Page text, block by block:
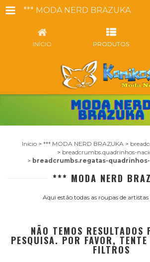
*** MODA NERD BRAZUKA
INÍCIO PRODUTOS
Início > *** MODA NERD BRAZUKA >
> breadcrumbs.quadrinhos-
> breadcrumbs.regatas-
*** MODA NERD
Aqui estão todas as roupas de artistas
NÃO TEMOS RESULTADOS
PESQUISA. POR FAVOR,
FILTROS